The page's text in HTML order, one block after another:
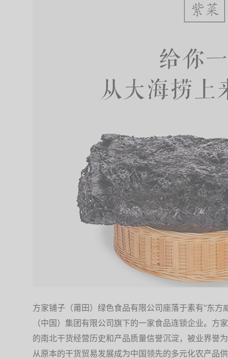
方家铺子（莆田）绿色食品有限公司座落于素有“东
（中国）集团有限公司旗下的一家食品连锁企业。方
的南北干货经营历史和产品质量信誉沉淀，被业界誉
从原本的干货贸易发展成为中国领先的多元化农产品